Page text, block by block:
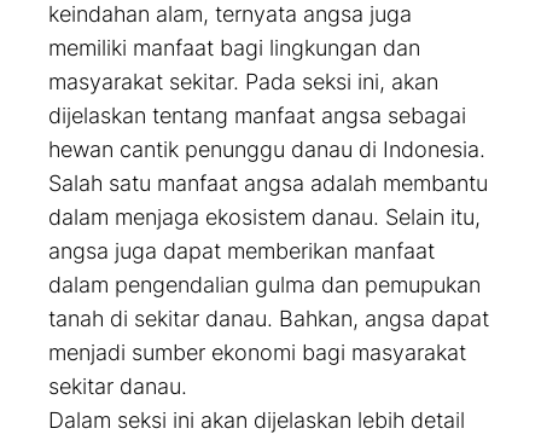
keindahan alam, ternyata angsa juga
memiliki manfaat bagi lingkungan dan
masyarakat sekitar. Pada seksi ini, akan
dijelaskan tentang manfaat angsa sebagai
hewan cantik penunggu danau di Indonesia.
Salah satu manfaat angsa adalah membantu
dalam menjaga ekosistem danau. Selain itu,
angsa juga dapat memberikan manfaat
dalam pengendalian gulma dan pemupukan
tanah di sekitar danau. Bahkan, angsa dapat
menjadi sumber ekonomi bagi masyarakat
sekitar danau.
Dalam seksi ini akan dijelaskan lebih detail